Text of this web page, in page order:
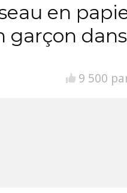
en
garçon
9 500